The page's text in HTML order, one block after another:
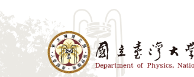
跳到主要內容區塊